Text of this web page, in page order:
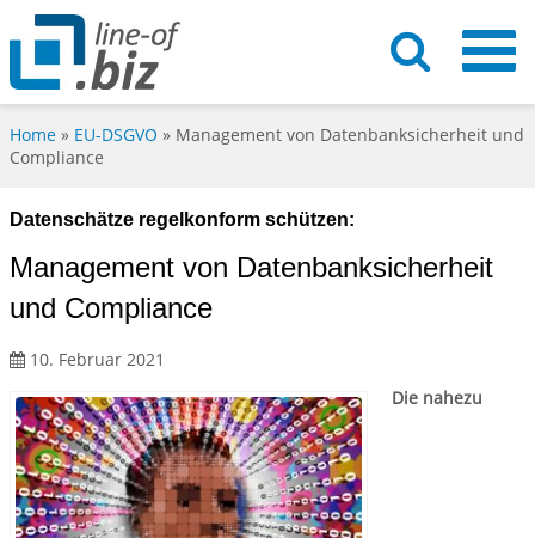
Home » EU-DSGVO » Management von Datenbanksicherheit und
Compliance
Datenschätze regelkonform schützen:
Management von Datenbanksicherheit
und Compliance
10. Februar 2021
Die nahezu